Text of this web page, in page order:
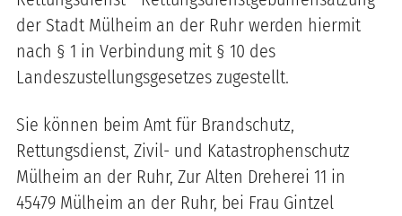
der Stadt Mülheim an der Ruhr werden hiermit
nach § 1 in Verbindung mit § 10 des
Landeszustellungsgesetzes zugestellt.
Sie können beim Amt für Brandschutz,
Rettungsdienst, Zivil- und Katastrophenschutz
Mülheim an der Ruhr, Zur Alten Dreherei 11 in
45479 Mülheim an der Ruhr, bei Frau Gintzel